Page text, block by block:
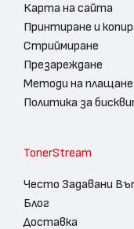
Карта на сайта
Принтиране и
Стриймиране
Презареждане
Методи на плащане
Политика за
TonerStream
Често Задавани
Блог
Доставка